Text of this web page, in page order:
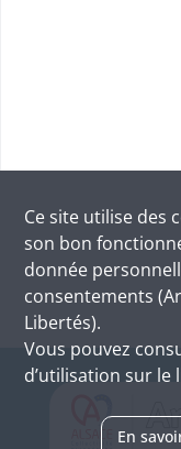
Ce site utilise des
son bon
donnée
consentements
Libertés).
Vous pouvez
d’utilisation sur le
En